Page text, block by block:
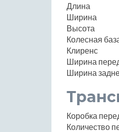
Длина
Ширина
Высота
Колесная
Клиренс
Ширина
Ширина
Коробка
Количество